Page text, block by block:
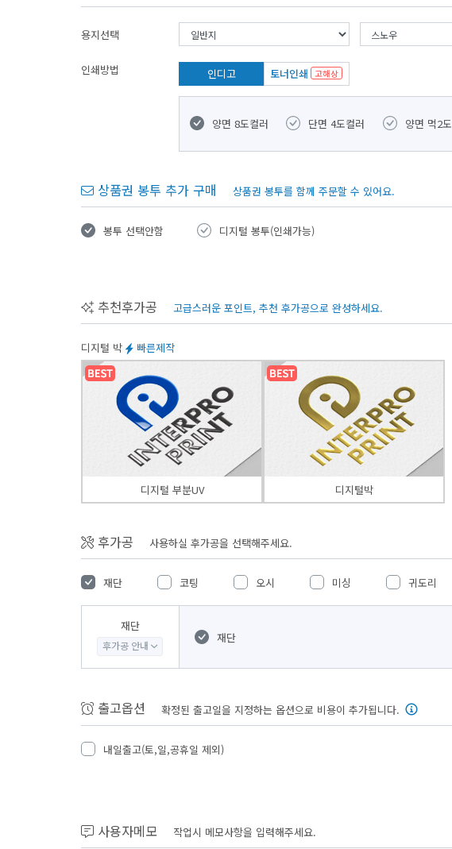
용지선택
인쇄방법 인디고 토너인쇄 고해상
양면 8도컬러 단면 4도컬러 양면 먹2도
상품권 봉투 추가 구매 상품권 봉투를 함께 주문할 수 있어요.
봉투 선택안함 디지털 봉투(인쇄가능)
추천후가공 고급스러운 포인트, 추천 후가공으로 완성하세요.
디지털 박 빠른제작
디지털 부분UV 디지털박
후가공 사용하실 후가공을 선택해주세요.
재단 코팅 오시 미싱 귀도리
재단
후가공 안내
재단
출고옵션 확정된 출고일을 지정하는 옵션으로 비용이 추가됩니다.
내일출고(토,일,공휴일 제외)
사용자메모 작업시 메모사항을 입력해주세요.